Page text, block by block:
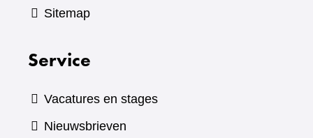
Sitemap
Service
Vacatures en stages
Nieuwsbrieven